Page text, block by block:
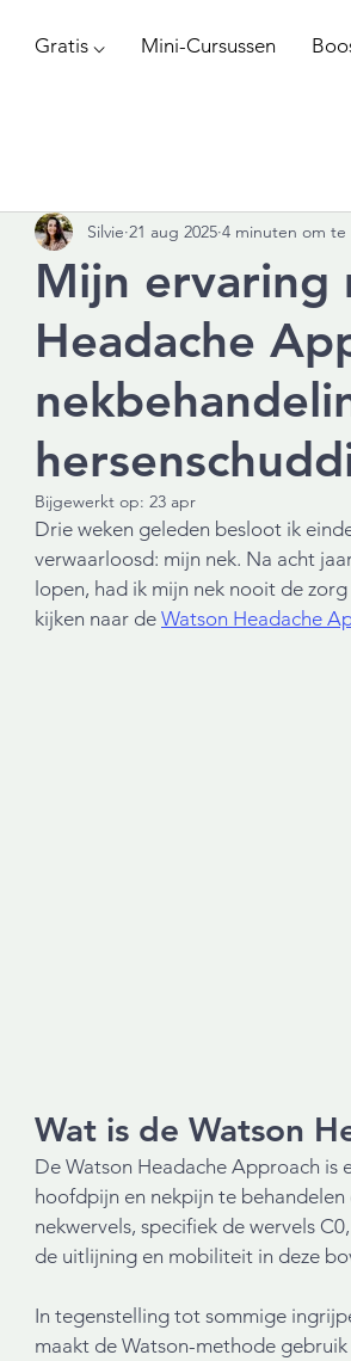
Gratis ⌵ Mini-Cursussen
Mijn ervaring
Headache
Silvie 21 aug 2025 4 minuten om te
Bijgewerkt op: 23 apr
Drie weken geleden besloot ik
verwaarloosd: mijn nek. Na acht
lopen, had ik mijn nek nooit de
kijken naar de Watson Headache
Wat is de Watson
De Watson Headache Approach is
hoofdpijn en nekpijn te
nekwervels, specifiek de wervels
de uitlijning en mobiliteit in deze
In tegenstelling tot sommige
maakt de Watson-methode